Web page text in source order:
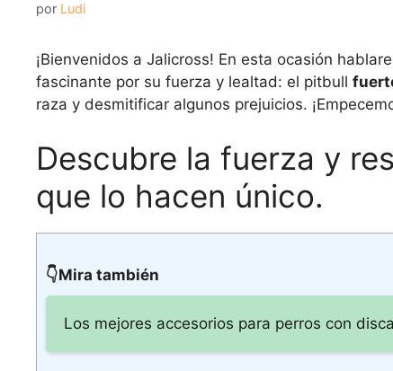
por Ludi
¡Bienvenidos a Jalicross! En esta ocasión
fascinante por su fuerza y lealtad: el pitbull
raza y desmitificar algunos prejuicios.
Descubre la fuerza y
que lo hacen único.
👇Mira también
Los mejores accesorios para perros con